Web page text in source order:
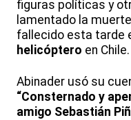
figuras políticas y
lamentado la
fallecido esta tarde
helicóptero en Chile.
Abinader usó su
“Consternado y
amigo Sebastián